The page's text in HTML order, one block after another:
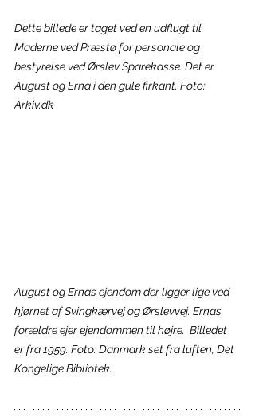
Dette billede er taget ved en udflugt til
Maderne ved Præstø for personale og
bestyrelse ved Ørslev Sparekasse. Det er
August og Erna i den gule firkant. Foto:
Arkiv.dk
August og Ernas ejendom der ligger lige ved
hjørnet af Svingkærvej og Ørslevvej. Ernas
forældre ejer ejendommen til højre.  Billedet
er fra 1959. Foto: Danmark set fra luften, Det
Kongelige Bibliotek.